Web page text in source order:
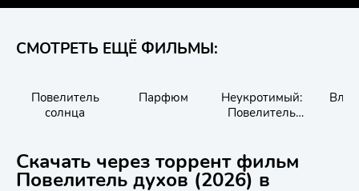
СМОТРЕТЬ ЕЩЁ ФИЛЬМЫ:
Повелитель
солнца
Парфюм
Неукротимый:
Повелитель
Скачать через торрент фильм
Повелитель духов (2026) в